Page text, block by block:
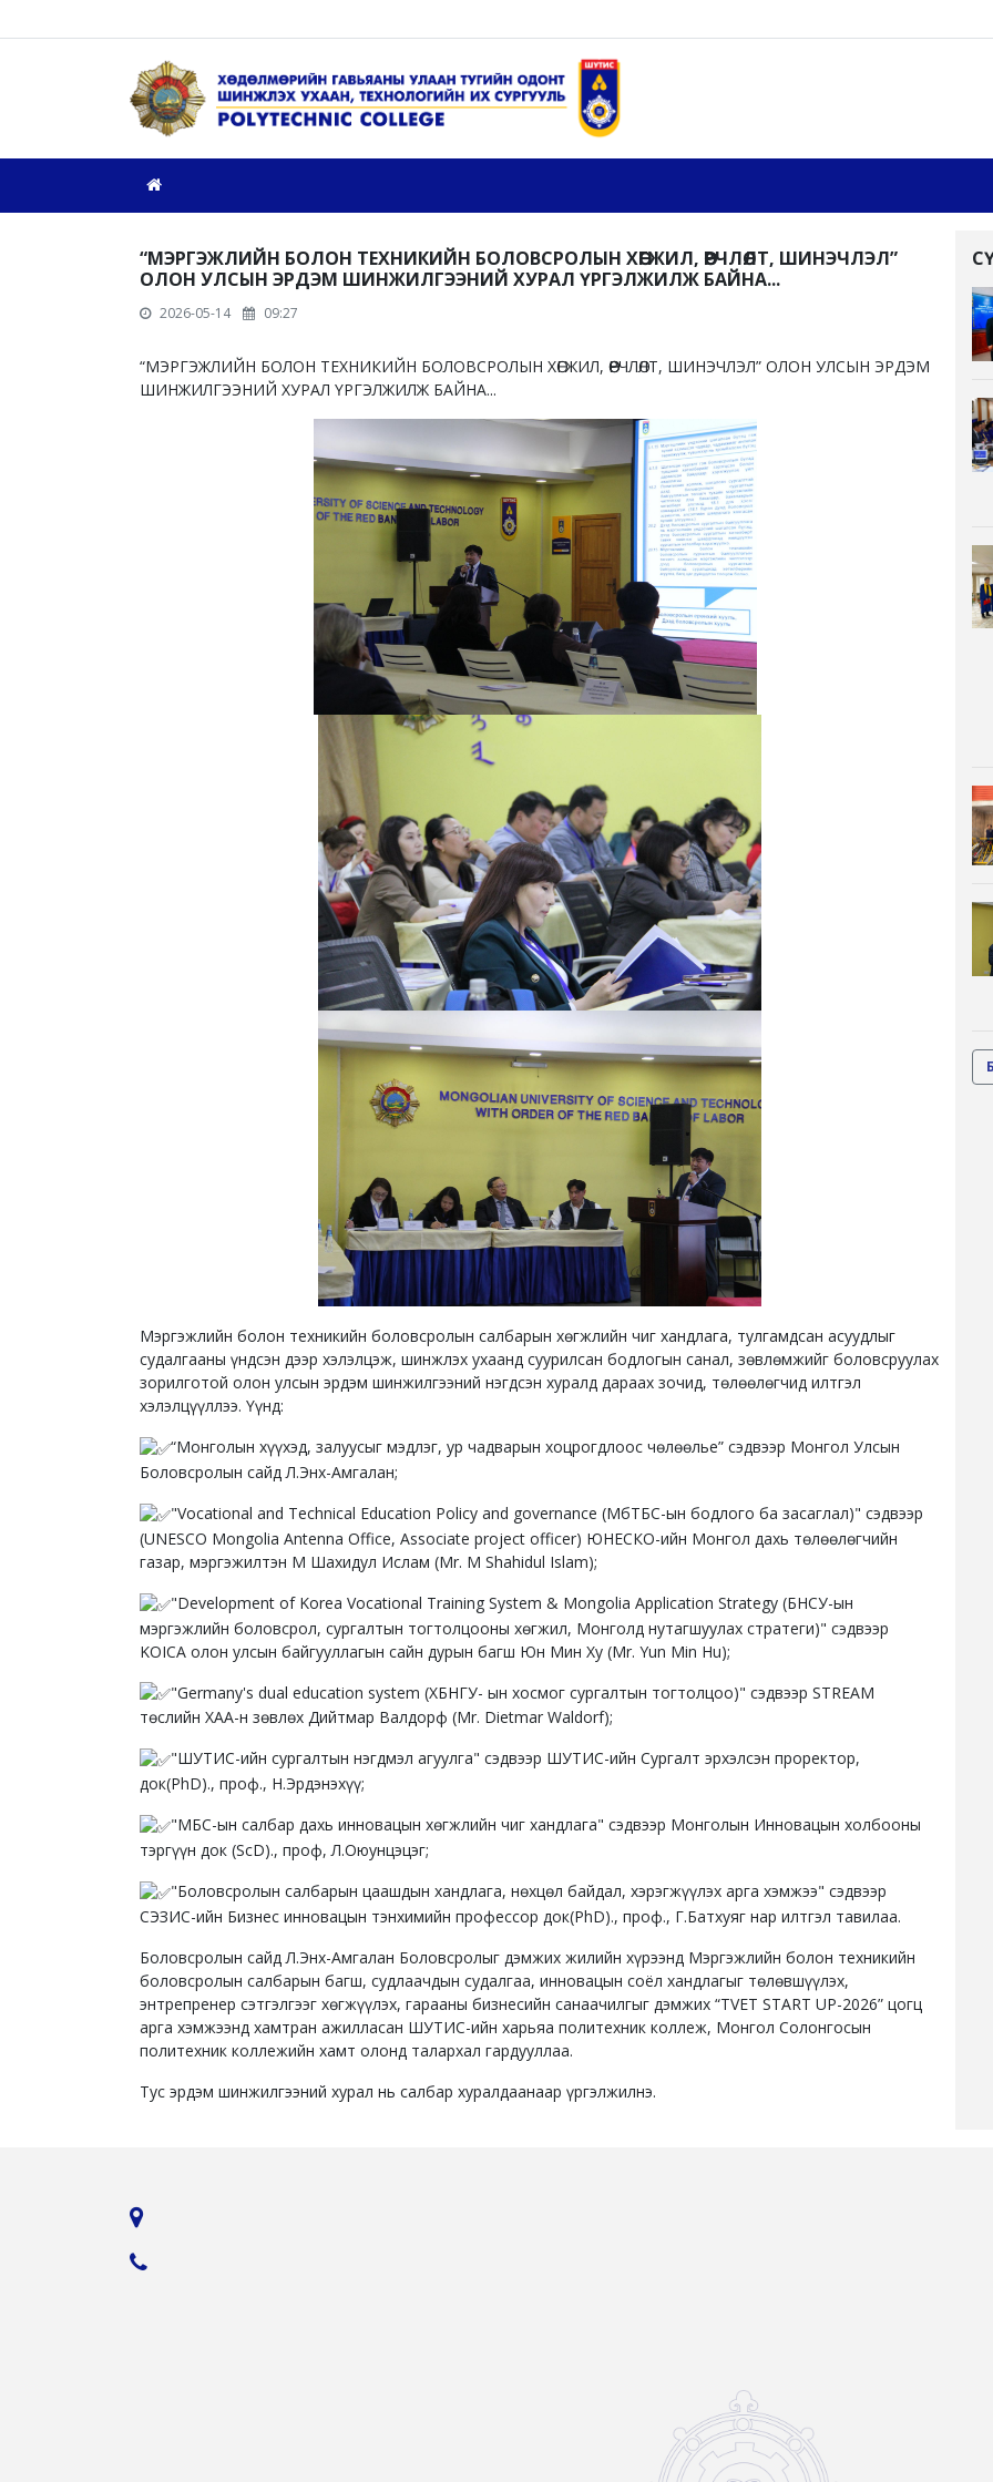
“МЭРГЭЖЛИЙН БОЛОН ТЕХНИКИЙН БОЛОВСРОЛЫН ХӨГЖИЛ, ӨӨРЧЛӨЛТ, ШИНЭЧЛЭЛ”
ОЛОН УЛСЫН ЭРДЭМ ШИНЖИЛГЭЭНИЙ ХУРАЛ ҮРГЭЛЖИЛЖ БАЙНА...
2026-05-14 09:27
“МЭРГЭЖЛИЙН БОЛОН ТЕХНИКИЙН БОЛОВСРОЛЫН ХӨГЖИЛ, ӨӨРЧЛӨЛТ, ШИНЭЧЛЭЛ” ОЛОН УЛСЫН ЭРДЭМ
ШИНЖИЛГЭЭНИЙ ХУРАЛ ҮРГЭЛЖИЛЖ БАЙНА...
Мэргэжлийн болон техникийн боловсролын салбарын хөгжлийн чиг хандлага, тулгамдсан асуудлыг
судалгааны үндсэн дээр хэлэлцэж, шинжлэх ухаанд суурилсан бодлогын санал, зөвлөмжийг боловсруулах
зорилготой олон улсын эрдэм шинжилгээний нэгдсэн хуралд дараах зочид, төлөөлөгчид илтгэл
хэлэлцүүллээ. Үүнд:
“Монголын хүүхэд, залуусыг мэдлэг, ур чадварын хоцрогдлоос чөлөөлье” сэдвээр Монгол Улсын
Боловсролын сайд Л.Энх-Амгалан;
"Vocational and Technical Education Policy and governance (МбТБС-ын бодлого ба засаглал)" сэдвээр
(UNESCO Mongolia Antenna Office, Associate project officer) ЮНЕСКО-ийн Монгол дахь төлөөлөгчийн
газар, мэргэжилтэн М Шахидул Ислам (Mr. M Shahidul Islam);
"Development of Korea Vocational Training System & Mongolia Application Strategy (БНСУ-ын
мэргэжлийн боловсрол, сургалтын тогтолцооны хөгжил, Монголд нутагшуулах стратеги)" сэдвээр
KOICA олон улсын байгууллагын сайн дурын багш Юн Мин Ху (Mr. Yun Min Hu);
"Germany's dual education system (ХБНГУ- ын хосмог сургалтын тогтолцоо)" сэдвээр STREAM
төслийн ХАА-н зөвлөх Дийтмар Валдорф (Mr. Dietmar Waldorf);
"ШУТИС-ийн сургалтын нэгдмэл агуулга" сэдвээр ШУТИС-ийн Сургалт эрхэлсэн проректор,
док(PhD)., проф., Н.Эрдэнэхүү;
"МБС-ын салбар дахь инновацын хөгжлийн чиг хандлага" сэдвээр Монголын Инновацын холбооны
тэргүүн док (ScD)., проф, Л.Оюунцэцэг;
"Боловсролын салбарын цаашдын хандлага, нөхцөл байдал, хэрэгжүүлэх арга хэмжээ" сэдвээр
СЭЗИС-ийн Бизнес инновацын тэнхимийн профессор док(PhD)., проф., Г.Батхуяг нар илтгэл тавилаа.
Боловсролын сайд Л.Энх-Амгалан Боловсролыг дэмжих жилийн хүрээнд Мэргэжлийн болон техникийн
боловсролын салбарын багш, судлаачдын судалгаа, инновацын соёл хандлагыг төлөвшүүлэх,
энтрепренер сэтгэлгээг хөгжүүлэх, гарааны бизнесийн санаачилгыг дэмжих “TVET START UP-2026” цогц
арга хэмжээнд хамтран ажилласан ШУТИС-ийн харьяа политехник коллеж, Монгол Солонгосын
политехник коллежийн хамт олонд талархал гардууллаа.
Тус эрдэм шинжилгээний хурал нь салбар хуралдаанаар үргэлжилнэ.